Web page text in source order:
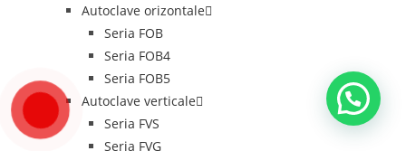
Autoclave orizontale
Seria FOB
Seria FOB4
Seria FOB5
Autoclave verticale
Seria FVS
Seria FVG